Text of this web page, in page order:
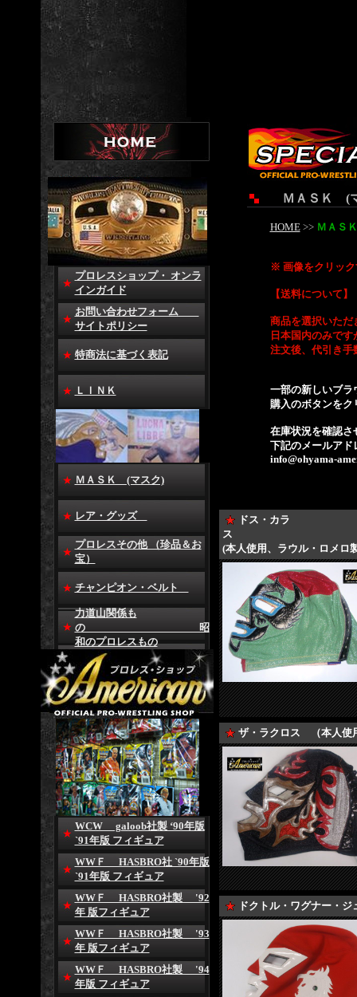
プロレスショップ・ オンラ
インガイド
お問い合わせフォーム
サイトポリシー
特商法に基づく表記
ＬＩＮＫ
ＭＡＳＫ (マスク)
レア・グッズ
プロレスその他 （珍品＆お
宝）
チャンピオン・ベルト
力道山関係も
の 昭
和のプロレスもの
WCW galoob社製 ‘90年版
`91年版 フィギュア
WWＦ HASBRO社 `90年版
`91年版 フィギュア
WWＦ HASBRO社製 '92
年 版フィギュア
WWＦ HASBRO社製 '93
年 版フィギュア
WWＦ HASBRO社製 '94
年版 フィギュア
ＭＡＳＫ (マ
HOME>>ＭＡＳ
※ 画像をクリッ
【送料について】
商品を選択いただ
日本国内のみで
注文後、代引き手
一部の新しいブラ
購入のボタンをク
在庫状況を確認さ
下記のメールアド
info@ohyama-
ドス・カラ
(本人使用、ラウル・ロメ
ザ・ラクロス （本人使
ドクトル・ワグナー・